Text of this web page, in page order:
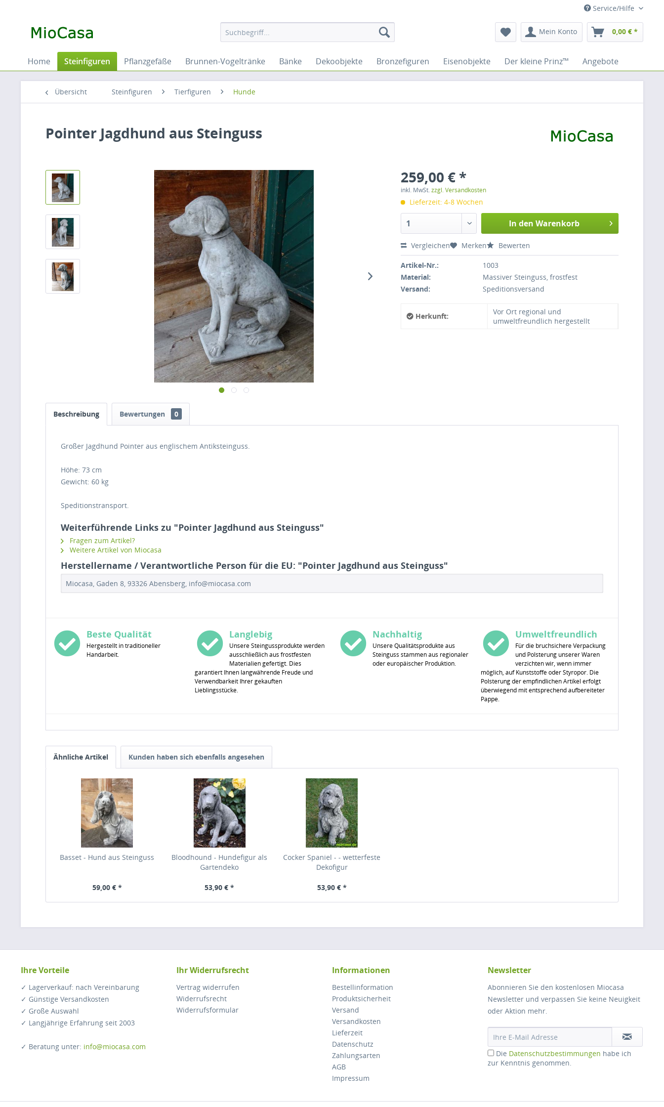
Service/Hilfe
Mein Konto 0,00 € *
Home Steinfiguren Pflanzgefäße Brunnen-Vogeltränke Bänke Dekoobjekte Bronzefiguren Eisenobjekte Der kleine Prinz™ Angebote
Übersicht Steinfiguren Tierfiguren Hunde
Pointer Jagdhund aus Steinguss
259,00 € *
inkl. MwSt.zzgl. Versandkosten
Lieferzeit: 4-8 Wochen
In den Warenkorb
Vergleichen Merken Bewerten
Artikel-Nr.:
1003
Material:
Massiver Steinguss, frostfest
Versand:
Speditionsversand
Herkunft:
Vor Ort regional und
umweltfreundlich hergestellt
Beschreibung Bewertungen 0
Großer Jagdhund Pointer aus englischem Antiksteinguss.
Höhe: 73 cm
Gewicht: 60 kg
Speditionstransport.
Weiterführende Links zu "Pointer Jagdhund aus Steinguss"
Fragen zum Artikel?
Weitere Artikel von Miocasa
Herstellername / Verantwortliche Person für die EU: "Pointer Jagdhund aus Steinguss"
Miocasa, Gaden 8, 93326 Abensberg, info@miocasa.com
Beste Qualität
Hergestellt in traditioneller
Handarbeit.
Langlebig
Unsere Steingussprodukte werden
ausschließlich aus frostfesten
Materialien gefertigt. Dies
garantiert Ihnen langwährende Freude und
Verwendbarkeit Ihrer gekauften
Lieblingsstücke.
Nachhaltig
Unsere Qualitätsprodukte aus
Steinguss stammen aus regionaler
oder europäischer Produktion.
Umweltfreundlich
Für die bruchsichere Verpackung
und Polsterung unserer Waren
verzichten wir, wenn immer
möglich, auf Kunststoffe oder Styropor. Die
Polsterung der empfindlichen Artikel erfolgt
überwiegend mit entsprechend aufbereiteter
Pappe.
Ähnliche Artikel Kunden haben sich ebenfalls angesehen
Basset - Hund aus Steinguss
59,00 € *
Bloodhound - Hundefigur als
Gartendeko
53,90 € *
Cocker Spaniel - - wetterfeste
Dekofigur
53,90 € *
Ihre Vorteile
✓ Lagerverkauf: nach Vereinbarung
✓ Günstige Versandkosten
✓ Große Auswahl
✓ Langjährige Erfahrung seit 2003
✓ Beratung unter: info@miocasa.com
Ihr Widerrufsrecht
Vertrag widerrufen
Widerrufsrecht
Widerrufsformular
Informationen
Bestellinformation
Produktsicherheit
Versand
Versandkosten
Lieferzeit
Datenschutz
Zahlungsarten
AGB
Impressum
Newsletter
Abonnieren Sie den kostenlosen Miocasa
Newsletter und verpassen Sie keine Neuigkeit
oder Aktion mehr.
Die Datenschutzbestimmungen habe ich
zur Kenntnis genommen.